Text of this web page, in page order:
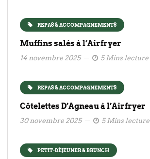
REPAS & ACCOMPAGNEMENTS
Muffins salés à l’Airfryer
14 novembre 2025 5 Mins lecture
REPAS & ACCOMPAGNEMENTS
Côtelettes D’Agneau à l’Airfryer
30 novembre 2025 5 Mins lecture
PETIT-DÉJEUNER & BRUNCH